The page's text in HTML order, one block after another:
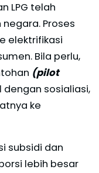
LPG telah
Proses
elektrifikasi
Bila perlu,
(pilot
sosialiasi,
ke
subsidi dan
lebih besar